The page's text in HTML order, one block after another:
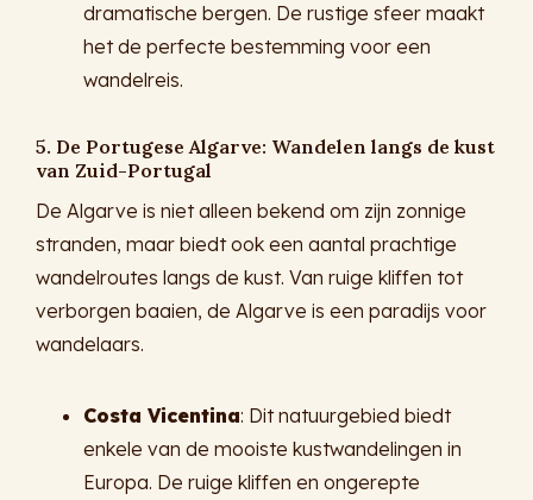
dramatische bergen. De rustige sfeer maakt
het de perfecte bestemming voor een
wandelreis.
5. De Portugese Algarve: Wandelen langs de kust
van Zuid-Portugal
De Algarve is niet alleen bekend om zijn zonnige
stranden, maar biedt ook een aantal prachtige
wandelroutes langs de kust. Van ruige kliffen tot
verborgen baaien, de Algarve is een paradijs voor
wandelaars.
Costa Vicentina: Dit natuurgebied biedt
enkele van de mooiste kustwandelingen in
Europa. De ruige kliffen en ongerepte